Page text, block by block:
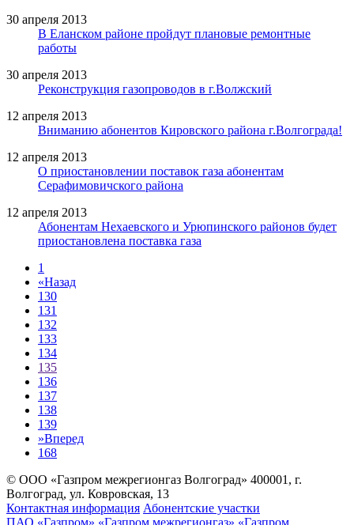
30 апреля 2013
В Еланском районе пройдут плановые ремонтные
работы
30 апреля 2013
Реконструкция газопроводов в г.Волжский
12 апреля 2013
Вниманию абонентов Кировского района г.Волгограда!
12 апреля 2013
О приостановлении поставок газа абонентам
Серафимовичского района
12 апреля 2013
Абонентам Нехаевского и Урюпинского районов будет
приостановлена поставка газа
1
«Назад
130
131
132
133
134
135
136
137
138
139
»Вперед
168
© ООО «Газпром межрегионгаз Волгоград» 400001, г.
Волгоград, ул. Ковровская, 13
Контактная информация Абонентские участки
ПАО «Газпром» «Газпром межрегионгаз» «Газпром